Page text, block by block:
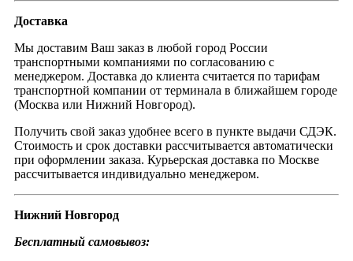
Доставка
Мы доставим Ваш заказ в любой город России
транспортными компаниями по согласованию с
менеджером. Доставка до клиента считается по тарифам
транспортной компании от терминала в ближайшем городе
(Москва или Нижний Новгород).
Получить свой заказ удобнее всего в пункте выдачи СДЭК.
Стоимость и срок доставки рассчитывается автоматически
при оформлении заказа. Курьерская доставка по Москве
рассчитывается индивидуально менеджером.
Нижний Новгород
Бесплатный самовывоз: